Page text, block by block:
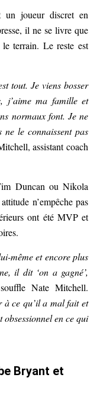
un joueur discret en
il ne se livre que
terrain. Le reste est
tout. Je viens bosser
j’aime ma famille et
normaux font. Je ne
ne le connaissent pas
assistant coach
Duncan ou Nikola
n’empêche pas
ont été MVP et
même et encore plus
il dit ‘on a gagné’,
Nate Mitchell.
à ce qu’il a mal fait et
en ce qui
Bryant et